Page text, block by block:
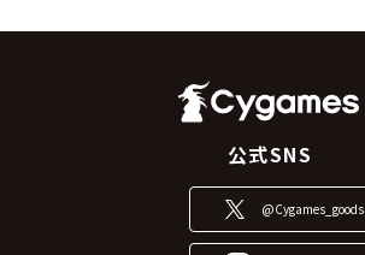
公式SNS
@Cygames_goods